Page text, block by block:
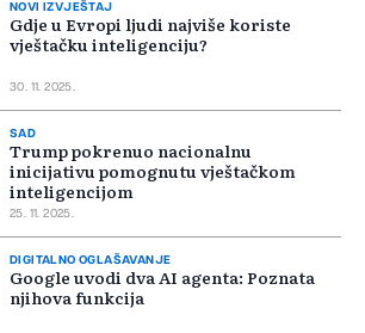
NOVI IZVJEŠTAJ
Gdje u Evropi ljudi najviše koriste
vještačku inteligenciju?
30. 11. 2025.
SAD
Trump pokrenuo nacionalnu
inicijativu pomognutu vještačkom
inteligencijom
25. 11. 2025.
DIGITALNO OGLAŠAVANJE
Google uvodi dva AI agenta: Poznata
njihova funkcija